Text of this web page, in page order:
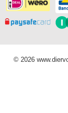
© 2026